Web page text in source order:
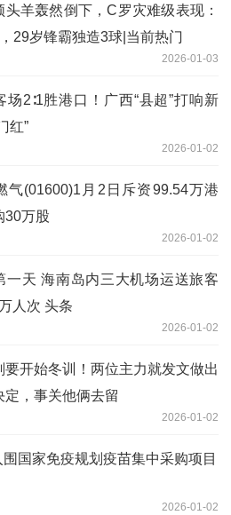
头羊轰然倒下，C罗灾难级表现：
29岁锋霸独造3球|当前热门
2026-01-03
场2∶1胜港口！广西“县超”打响新
红”
2026-01-02
气(01600)1月2日斥资99.54万港
30万股
2026-01-02
一天 海南岛内三大机场运送旅客
人次 头条
2026-01-02
要开始冬训！两位主力就发文做出
定，事关他俩去留
2026-01-02
国家免疫规划疫苗集中采购项目
2026-01-02